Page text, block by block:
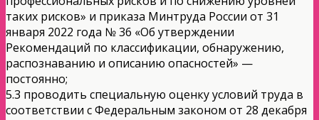
таких рисков» и приказа Минтруда России от 31
января 2022 года № 36 «Об утверждении
Рекомендаций по классификации, обнаружению,
распознаванию и описанию опасностей» —
постоянно;
5.3 проводить специальную оценку условий труда в
соответствии с Федеральным законом от 28 декабря